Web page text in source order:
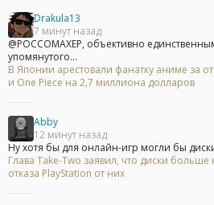
Drakula13
7 минут назад
@POCCOMAXEP, объективно
упомянутого...
В Японии арестовали фанатку аниме за
и One Piece на 2,7 миллиона долларов
Abby
12 минут назад
Ну хотя бы для онлайн-игр могли бы
Глава Take-Two заявил, что диски
отказа PlayStation от них